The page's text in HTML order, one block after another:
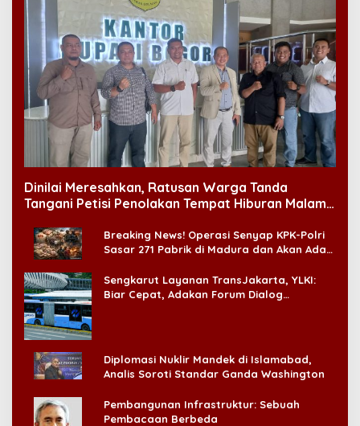
Dinilai Meresahkan, Ratusan Warga Tanda
Tangani Petisi Penolakan Tempat Hiburan Malam
Breaking News! Operasi Senyap KPK-Polri
Sasar 271 Pabrik di Madura dan Akan Ada
Sengkarut Layanan TransJakarta, YLKI:
Biar Cepat, Adakan Forum Dialog
Diplomasi Nuklir Mandek di Islamabad,
Analis Soroti Standar Ganda Washington
Pembangunan Infrastruktur: Sebuah
Pembacaan Berbeda